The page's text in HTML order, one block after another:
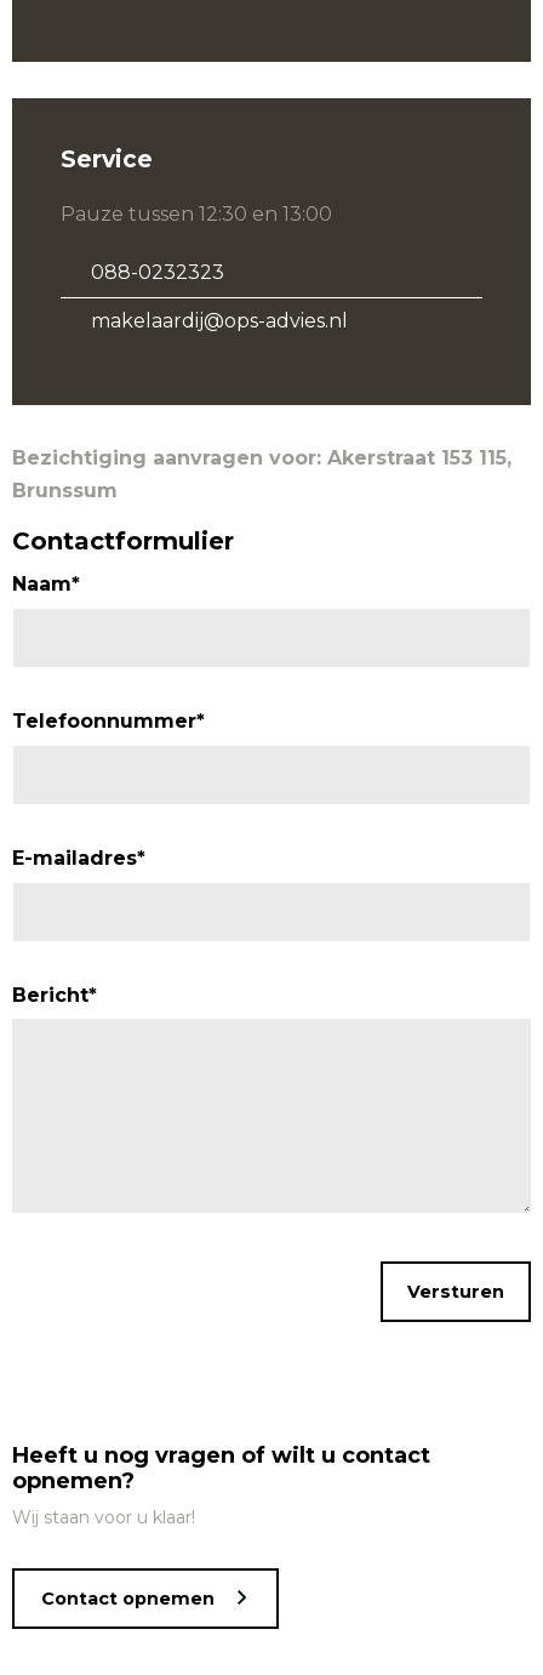
Service
Pauze tussen 12:30 en 13:00
088-0232323
makelaardij@ops-advies.nl
Bezichtiging aanvragen voor: Akerstraat 153 115,
Brunssum
Contactformulier
Naam*
Telefoonnummer*
E-mailadres*
Bericht*
Heeft u nog vragen of wilt u contact
opnemen?
Wij staan voor u klaar!
Contact opnemen